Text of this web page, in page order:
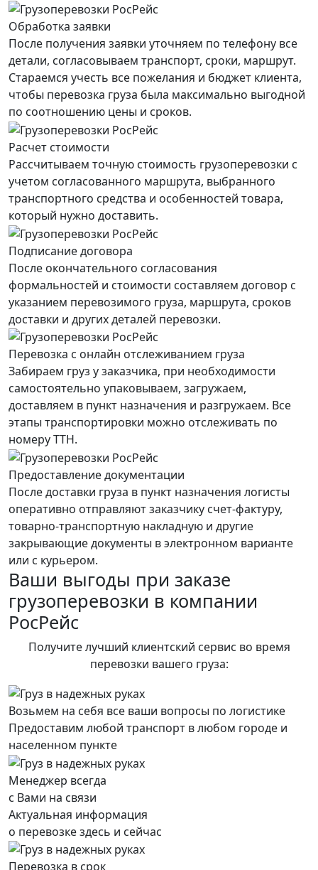
Обработка заявки
После получения заявки уточняем по телефону все
детали, согласовываем транспорт, сроки, маршрут.
Стараемся учесть все пожелания и бюджет клиента,
чтобы перевозка груза была максимально выгодной
по соотношению цены и сроков.
Расчет стоимости
Рассчитываем точную стоимость грузоперевозки с
учетом согласованного маршрута, выбранного
транспортного средства и особенностей товара,
который нужно доставить.
Подписание договора
После окончательного согласования
формальностей и стоимости составляем договор с
указанием перевозимого груза, маршрута, сроков
доставки и других деталей перевозки.
Перевозка с онлайн отслеживанием груза
Забираем груз у заказчика, при необходимости
самостоятельно упаковываем, загружаем,
доставляем в пункт назначения и разгружаем. Все
этапы транспортировки можно отслеживать по
номеру ТТН.
Предоставление документации
После доставки груза в пункт назначения логисты
оперативно отправляют заказчику счет-фактуру,
товарно-транспортную накладную и другие
закрывающие документы в электронном варианте
или с курьером.
Ваши выгоды при заказе
грузоперевозки в компании
РосРейс
Получите лучший клиентский сервис во время
перевозки вашего груза:
Возьмем на себя все ваши вопросы по логистике
Предоставим любой транспорт в любом городе и
населенном пункте
Менеджер всегда
с Вами на связи
Актуальная информация
о перевозке здесь и сейчас
Перевозка в срок